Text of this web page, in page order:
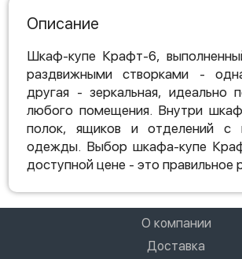
Описание
Шкаф-купе Крафт-6,
раздвижными створками -
другая - зеркальная, идеально
любого помещения. Внутри
полок, ящиков и отделений с
одежды. Выбор шкафа-купе
доступной цене - это правильное
О компании
Доставка